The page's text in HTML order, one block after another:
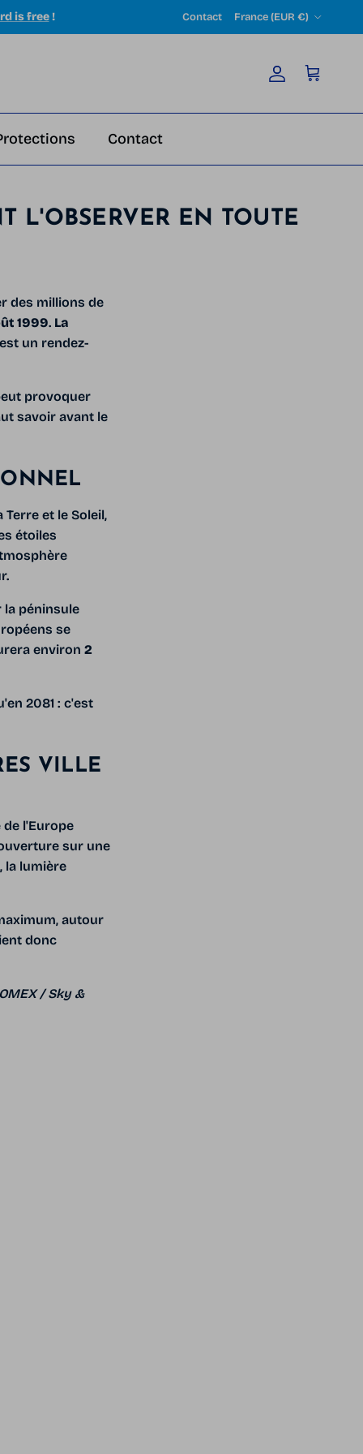
is free ! Contact France (EUR €)
Account
Cart
Contact
L'OBSERVER EN TOUTE
des millions de
1999. La
un rendez-
provoquer
savoir avant le
et le Soleil,
étoiles
la péninsule
se
environ 2
2081 : c'est
VILLE
de l'Europe
sur une
la lumière
autour
donc
/ Sky &